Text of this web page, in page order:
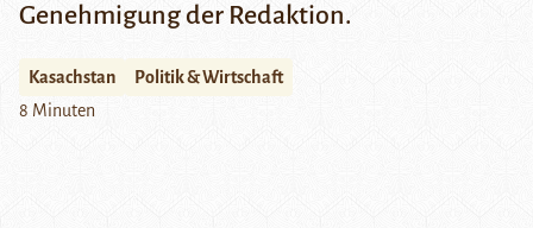
Genehmigung der Redaktion.
Kasachstan
Politik & Wirtschaft
8 Minuten